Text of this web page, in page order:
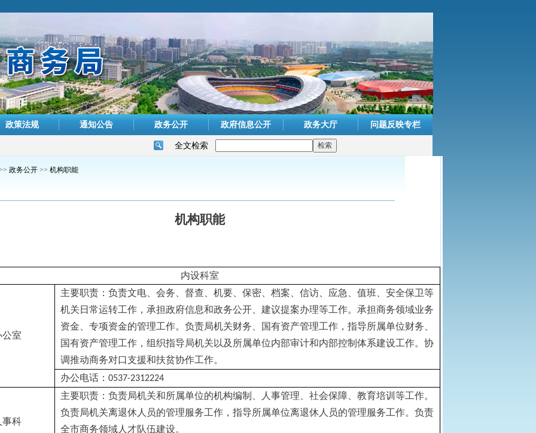
政策法规 通知公告 政务公开 政府信息公开 政务大厅 问题反映专栏
全文检索
政务公开 >> 机构职能
机构职能
内设科室
公室
主要职责：负责文电、会务、督查、机要、保密、档案、信访、应急、值班、安全保卫等
机关日常运转工作，承担政府信息和政务公开、建议提案办理等工作。承担商务领域业务
资金、专项资金的管理工作。负责局机关财务、国有资产管理工作，指导所属单位财务、
国有资产管理工作，组织指导局机关以及所属单位内部审计和内部控制体系建设工作。协
调推动商务对口支援和扶贫协作工作。
办公电话： 0537-2312224
事科
主要职责：负责局机关和所属单位的机构编制、人事管理、社会保障、教育培训等工作。
负责局机关离退休人员的管理服务工作，指导所属单位离退休人员的管理服务工作。负责
全市商务领域人才队伍建设。